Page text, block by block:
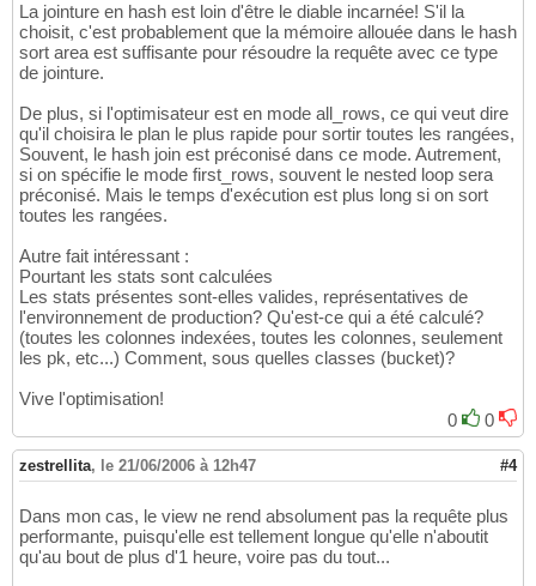
La jointure en hash est loin d'être le diable incarnée! S'il la
choisit, c'est probablement que la mémoire allouée dans le hash
sort area est suffisante pour résoudre la requête avec ce type
de jointure.
De plus, si l'optimisateur est en mode all_rows, ce qui veut dire
qu'il choisira le plan le plus rapide pour sortir toutes les rangées,
Souvent, le hash join est préconisé dans ce mode. Autrement,
si on spécifie le mode first_rows, souvent le nested loop sera
préconisé. Mais le temps d'exécution est plus long si on sort
toutes les rangées.
Autre fait intéressant :
Pourtant les stats sont calculées
Les stats présentes sont-elles valides, représentatives de
l'environnement de production? Qu'est-ce qui a été calculé?
(toutes les colonnes indexées, toutes les colonnes, seulement
les pk, etc...) Comment, sous quelles classes (bucket)?
Vive l'optimisation!
0
0
zestrellita, le 21/06/2006 à 12h47 #4
Dans mon cas, le view ne rend absolument pas la requête plus
performante, puisqu'elle est tellement longue qu'elle n'aboutit
qu'au bout de plus d'1 heure, voire pas du tout...